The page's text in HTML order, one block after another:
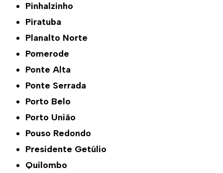
Pinhalzinho
Piratuba
Planalto Norte
Pomerode
Ponte Alta
Ponte Serrada
Porto Belo
Porto União
Pouso Redondo
Presidente Getúlio
Quilombo